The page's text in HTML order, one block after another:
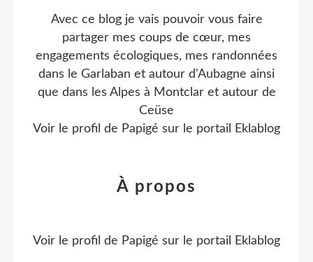
Avec ce blog je vais pouvoir vous faire
partager mes coups de cœur, mes
engagements écologiques, mes randonnées
dans le Garlaban et autour d'Aubagne ainsi
que dans les Alpes à Montclar et autour de
Ceüse
Voir le profil de Papigé sur le portail Eklablog
À propos
Voir le profil de Papigé sur le portail Eklablog